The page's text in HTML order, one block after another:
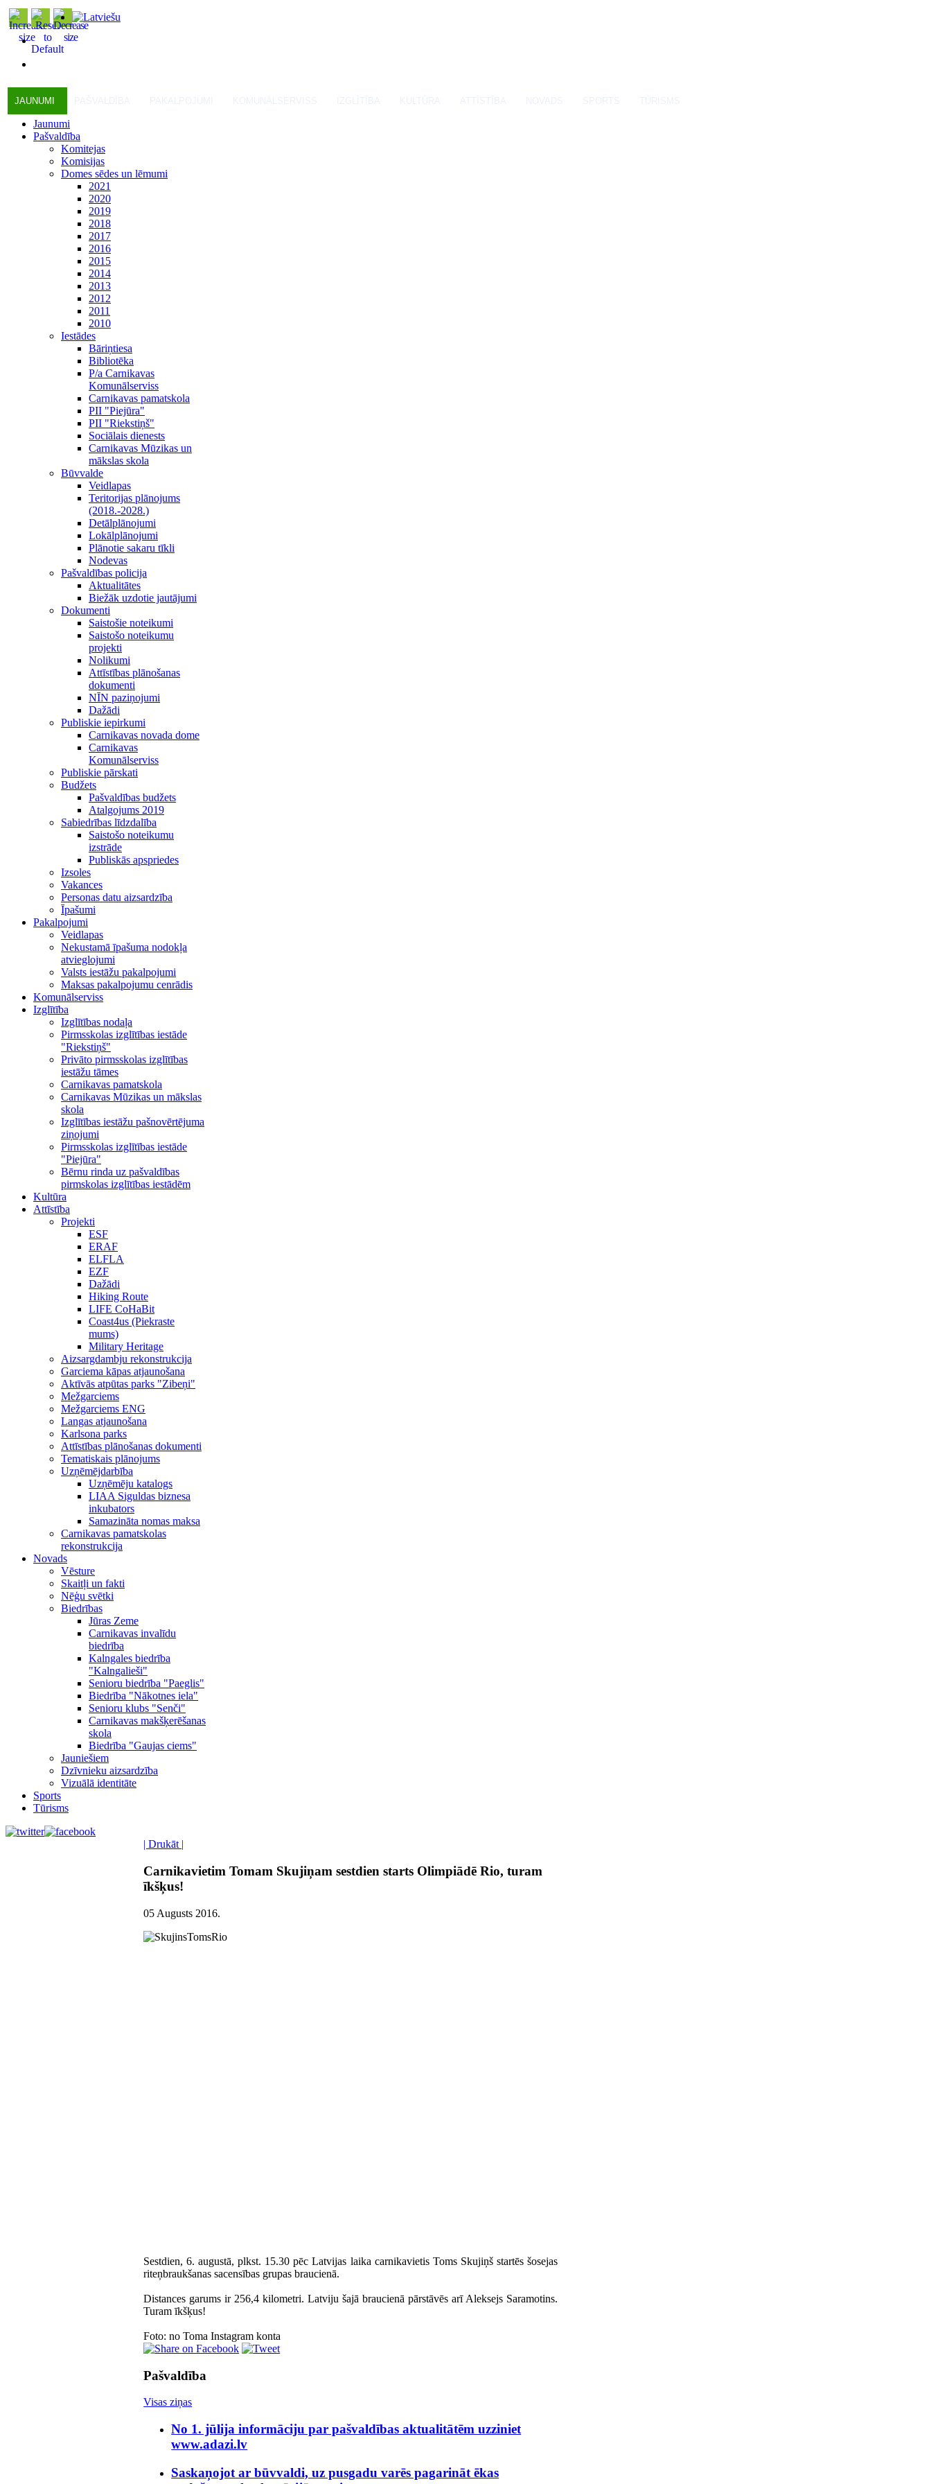
JAUNUMI
Jaunumi
Pašvaldība
Komitejas
Komisijas
Domes sēdes un lēmumi
2021
2020
2019
2018
2017
2016
2015
2014
2013
2012
2011
2010
Iestādes
Bāriņtiesa
Bibliotēka
P/a Carnikavas
Komunālserviss
Carnikavas pamatskola
PII "Piejūra"
PII "Riekstiņš"
Sociālais dienests
Carnikavas Mūzikas un
mākslas skola
Būvvalde
Veidlapas
Teritorijas plānojums
(2018.-2028.)
Detālplānojumi
Lokālplānojumi
Plānotie sakaru tīkli
Nodevas
Pašvaldības policija
Aktualitātes
Biežāk uzdotie jautājumi
Dokumenti
Saistošie noteikumi
Saistošo noteikumu
projekti
Nolikumi
Attīstības plānošanas
dokumenti
NĪN paziņojumi
Dažādi
Publiskie iepirkumi
Carnikavas novada dome
Carnikavas
Komunālserviss
Publiskie pārskati
Budžets
Pašvaldības budžets
Atalgojums 2019
Sabiedrības līdzdalība
Saistošo noteikumu
izstrāde
Publiskās apspriedes
Izsoles
Vakances
Personas datu aizsardzība
Īpašumi
Pakalpojumi
Veidlapas
Nekustamā īpašuma nodokļa
atvieglojumi
Valsts iestāžu pakalpojumi
Maksas pakalpojumu cenrādis
Komunālserviss
Izglītība
Izglītības nodaļa
Pirmsskolas izglītības iestāde
"Riekstiņš"
Privāto pirmsskolas izglītības
iestāžu tāmes
Carnikavas pamatskola
Carnikavas Mūzikas un mākslas
skola
Izglītības iestāžu pašnovērtējuma
ziņojumi
Pirmsskolas izglītības iestāde
"Piejūra"
Bērnu rinda uz pašvaldības
pirmskolas izglītības iestādēm
Kultūra
Attīstība
Projekti
ESF
ERAF
ELFLA
EZF
Dažādi
Hiking Route
LIFE CoHaBit
Coast4us (Piekraste
mums)
Military Heritage
Aizsargdambju rekonstrukcija
Garciema kāpas atjaunošana
Aktīvās atpūtas parks "Zibeņi"
Mežgarciems
Mežgarciems ENG
Langas atjaunošana
Karlsona parks
Attīstības plānošanas dokumenti
Tematiskais plānojums
Uzņēmējdarbība
Uzņēmēju katalogs
LIAA Siguldas biznesa
inkubators
Samazināta nomas maksa
Carnikavas pamatskolas
rekonstrukcija
Novads
Vēsture
Skaitļi un fakti
Nēģu svētki
Biedrības
Jūras Zeme
Carnikavas invalīdu
biedrība
Kalngales biedrība
"Kalngalieši"
Senioru biedrība "Paeglis"
Biedrība "Nākotnes iela"
Senioru klubs "Senči"
Carnikavas makšķerēšanas
skola
Biedrība "Gaujas ciems"
Jauniešiem
Dzīvnieku aizsardzība
Vizuālā identitāte
Sports
Tūrisms
| Drukāt |
Carnikavietim Tomam Skujiņam sestdien starts Olimpiādē Rio, turam
īkšķus!
05 Augusts 2016.
Sestdien, 6. augustā, plkst. 15.30 pēc Latvijas laika carnikavietis Toms Skujiņš startēs šosejas
riteņbraukšanas sacensības grupas braucienā.
Distances garums ir 256,4 kilometri. Latviju šajā braucienā pārstāvēs arī Aleksejs Saramotins.
Turam īkšķus!
Foto: no Toma Instagram konta
Pašvaldība
Visas ziņas
No 1. jūlija informāciju par pašvaldības aktualitātēm uzziniet
www.adazi.lv
Saskaņojot ar būvvaldi, uz pusgadu varēs pagarināt ēkas